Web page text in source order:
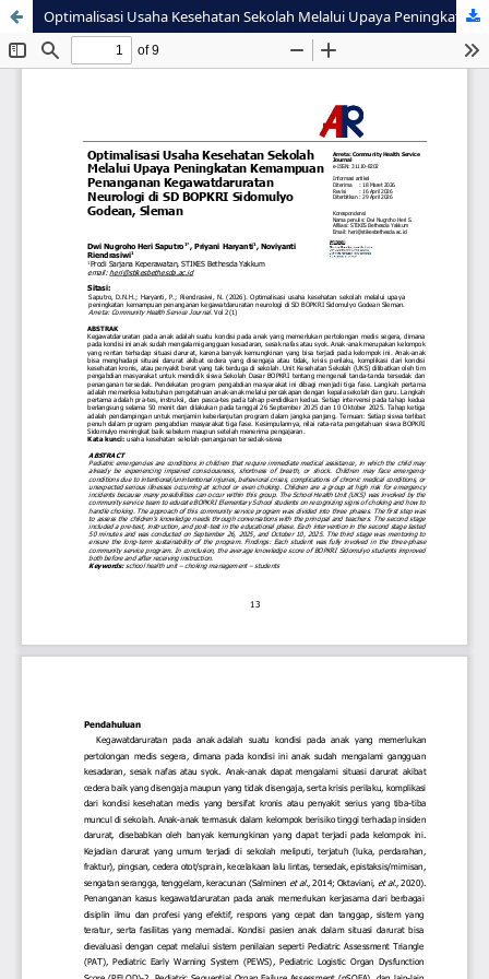
Optimalisasi Usaha Kesehatan Sekolah Melalui Upaya Peningkatan Kemampuan Penanganan Kegawatdaruratan Neurologi di SD BOPKRI Sidomulyo Godean, Sleman